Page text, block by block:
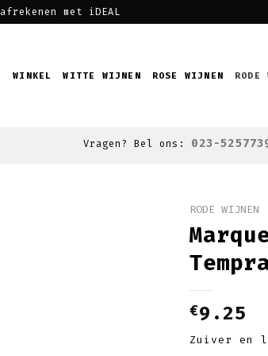
met iDEAL
WINKEL WITTE WIJNEN ROSE WIJNEN RODE
Vragen? Bel ons: 023-
RODE WIJNEN
€9.25
Zuiver en